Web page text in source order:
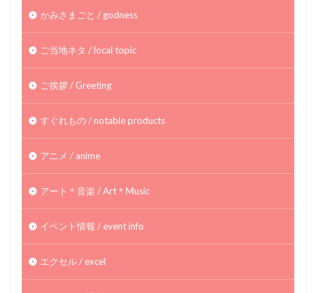
かみさまごと / godness
ご当地ネタ / local topic
ご挨拶 / Greeting
すぐれもの / notable products
アニメ / anime
アート＊音楽 / Art＊Music
イベント情報 / event info
エクセル / excel